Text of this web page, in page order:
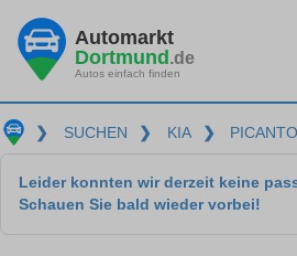
Automarkt
Dortmund.de
Autos einfach finden
❯ SUCHEN ❯ KIA ❯ PICANTO
Leider konnten wir derzeit keine
Schauen Sie bald wieder vorbei!